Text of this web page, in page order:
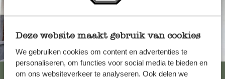
Deze website maakt gebruik van cookies
We gebruiken cookies om content en advertenties te
personaliseren, om functies voor social media te bieden en
om ons websiteverkeer te analyseren. Ook delen we
Immer in der Nähe
Alle 62 Geschäfte anzeigen